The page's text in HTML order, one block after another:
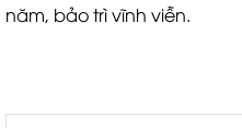
năm, bảo trì vĩnh viễn.